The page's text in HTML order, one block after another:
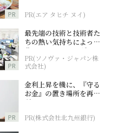
PR PR(エア タヒチ ヌイ)
PR
最先端の技術と技術者た
ちの熱い気持ちによって
作られているオーダーメ
イド補聴器
PR(ソノヴァ・ジャパン株
式会社)
PR
金利上昇を機に、『守る
お金』の置き場所を再検
討
PR(株式会社北九州銀行)